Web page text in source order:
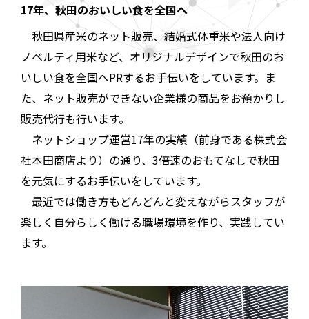
17年、秋田のおいしい食を全国へ
秋田県産米のネット販売、結婚式体重米や法人向け
ノベルティ用米など、オリジナルデザインで秋田のお
いしい食を全国へPRするお手伝いをしています。ま
た、ネット販売ができない企業様の商品をお預かりし
販売代行も行います。
ネットショップ運営17年の実績（前身である株式会
社本田商店より）の通り、3倍速のおもてなしで秋田
を元気にするお手伝いをしています。
最近では働き方もどんどんと変えながらスタッフが
楽しく自分らしく働ける職場環境を作り、実践してい
ます。